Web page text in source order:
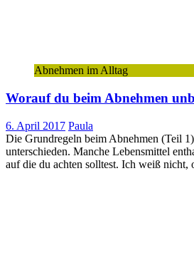
Abnehmen im Alltag
Worauf du beim Abnehmen
6. April 2017 Paula
Die Grundregeln beim Abnehmen (Teil
unterschieden. Manche Lebensmittel
auf die du achten solltest. Ich weiß nicht,